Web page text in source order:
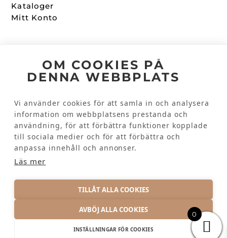
OM COOKIES PÅ
DENNA WEBBPLATS
Vi använder cookies för att samla in och analysera
information om webbplatsens prestanda och
användning, för att förbättra funktioner kopplade
till sociala medier och för att förbättra och
anpassa innehåll och annonser.
Läs mer
TILLÅT ALLA COOKIES
AVBÖJ ALLA COOKIES
INSTÄLLNINGAR FÖR COOKIES
Kataloger
Mitt Konto
Facebook
Kundinformation
Kontakta oss
Vanliga frågor
INTEGRITETSPOLICY
© 2026 KRAMTEX AB
0